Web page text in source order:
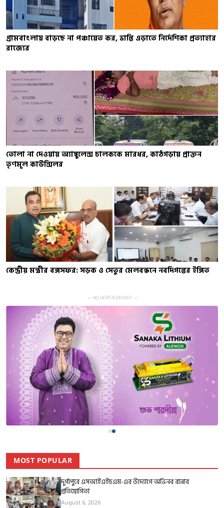
গ্রামবাংলায় বাড়ছে না পঞ্চায়েত কর, ভ্রান্তি এড়াতে নির্দেশিকা প্রত্যাহার
রাজ্যের
তোলা না দেওয়ায় অ্যাম্বুলেন্স চালককে মারধর, কাঠগড়ায় প্রাক্তন
তৃণমূল কাউন্সিলর
কেন্দ্রীয় মন্ত্রীর বঙ্গসফর: সড়ক ও সেতুর মেলবন্ধনে নবদিগন্তের ইঙ্গিত
— ADVERTISEMENT —
MOST POPULAR
দুর্গাপুরে এসআইএইচএম-এর উদ্যোগে অভিনব রান্নার
প্রতিযোগিতা
August 6, 2026